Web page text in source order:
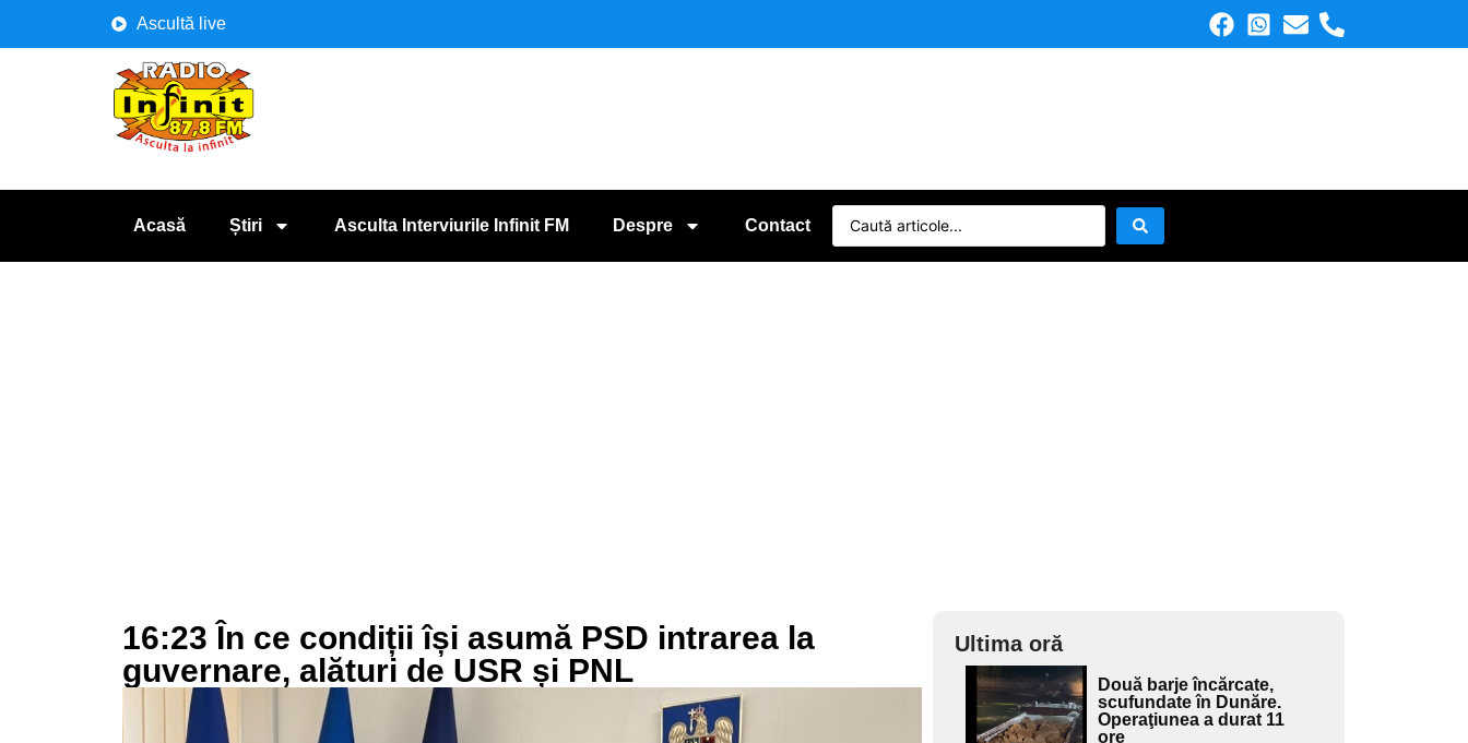
Ascultă live
Acasă Știri Asculta Interviurile Infinit FM Despre Contact
16:23 În ce condiții își asumă PSD intrarea la
guvernare, alături de USR și PNL
Ultima oră
Adaugă
aici textul
pentru
Două barje încărcate,
scufundate în Dunăre.
Operaţiunea a durat 11
ore